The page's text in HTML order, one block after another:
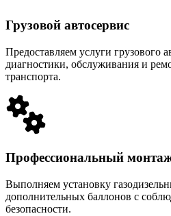
Грузовой автосервис
Предоставляем услуги грузового
диагностики, обслуживания и
транспорта.
Профессиональный
Выполняем установку
дополнительных баллонов с
безопасности.